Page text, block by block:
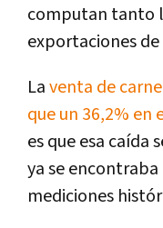
computan tanto
exportaciones
Laventa de
que un 36,2% en
es que esa caída
ya se
mediciones